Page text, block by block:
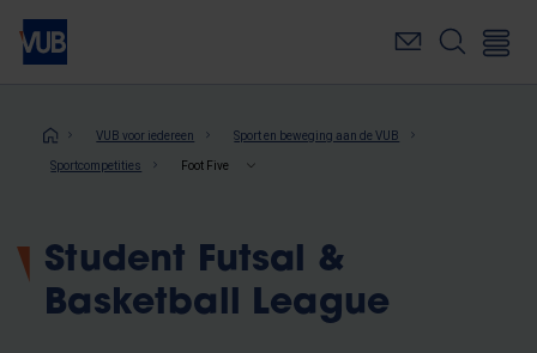
Overslaan
naar
inhoudKruimelpad
VUB voor iedereen Sport en beweging aan de VUB
Sportcompetities Foot Five
Student Futsal &
Basketball League